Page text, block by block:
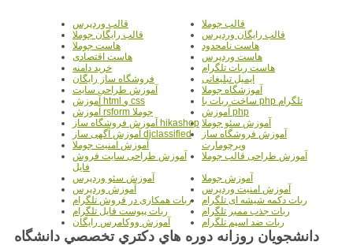
قالب جوملا
قالب وردپرس
قالب رایگان وردپرس
قالب رایگان جوملا
هاست نامحدود
هاست جوملا
هاست وردپرس
هاست اقتصادی
هاست ربات تلگرام
خرید دامنه
ایمیل تبلیغاتی
فروشگاه ساز رایگان
آموزشگاه جوملا
آموزش طراحی سایت
ساخت ربات با php تلگرام
آموزش html و css
آموزش php
آموزش rsform جوملا
آموزش سئو جوملا آموزش فروشگاه ساز hikashop
آموزش فروشگاه ساز
ویرچومارت
آموزش آگهی ساز djclassified
آموزش امنیت جوملا
آموزش طراحی قالب جوملا
آموزش طراحی سایت فروش
فایل
آموزش جوملا
آموزش سئو وردپرس
آموزش امنیت وردپرس
آموزش وردپرس
ربات دکمه شیشه ای تلگرام
ربات همکاری در فروش تلگرام
ربات جذب ممبر تلگرام
ربات پیوست فایل تلگرام
ربات ضد اسپم تلگرام
آموزش ووکامرس رایگان
دانشجويان روزانه دوره هاي دكتري تخصصي دانشگاه